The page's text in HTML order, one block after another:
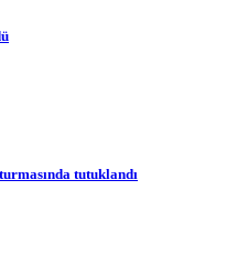
tutuklandı